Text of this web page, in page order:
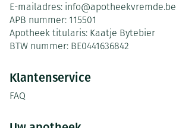
E-mailadres: info@apotheekvremde.be
APB nummer: 115501
Apotheek titularis: Kaatje Bytebier
BTW nummer: BE0441636842
Klantenservice
FAQ